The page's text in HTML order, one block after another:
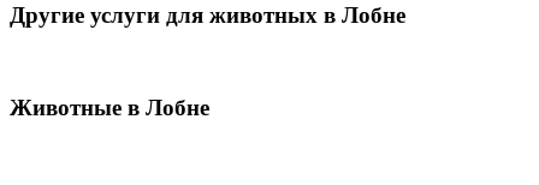
Другие услуги для животных в Лобне
Животные в Лобне